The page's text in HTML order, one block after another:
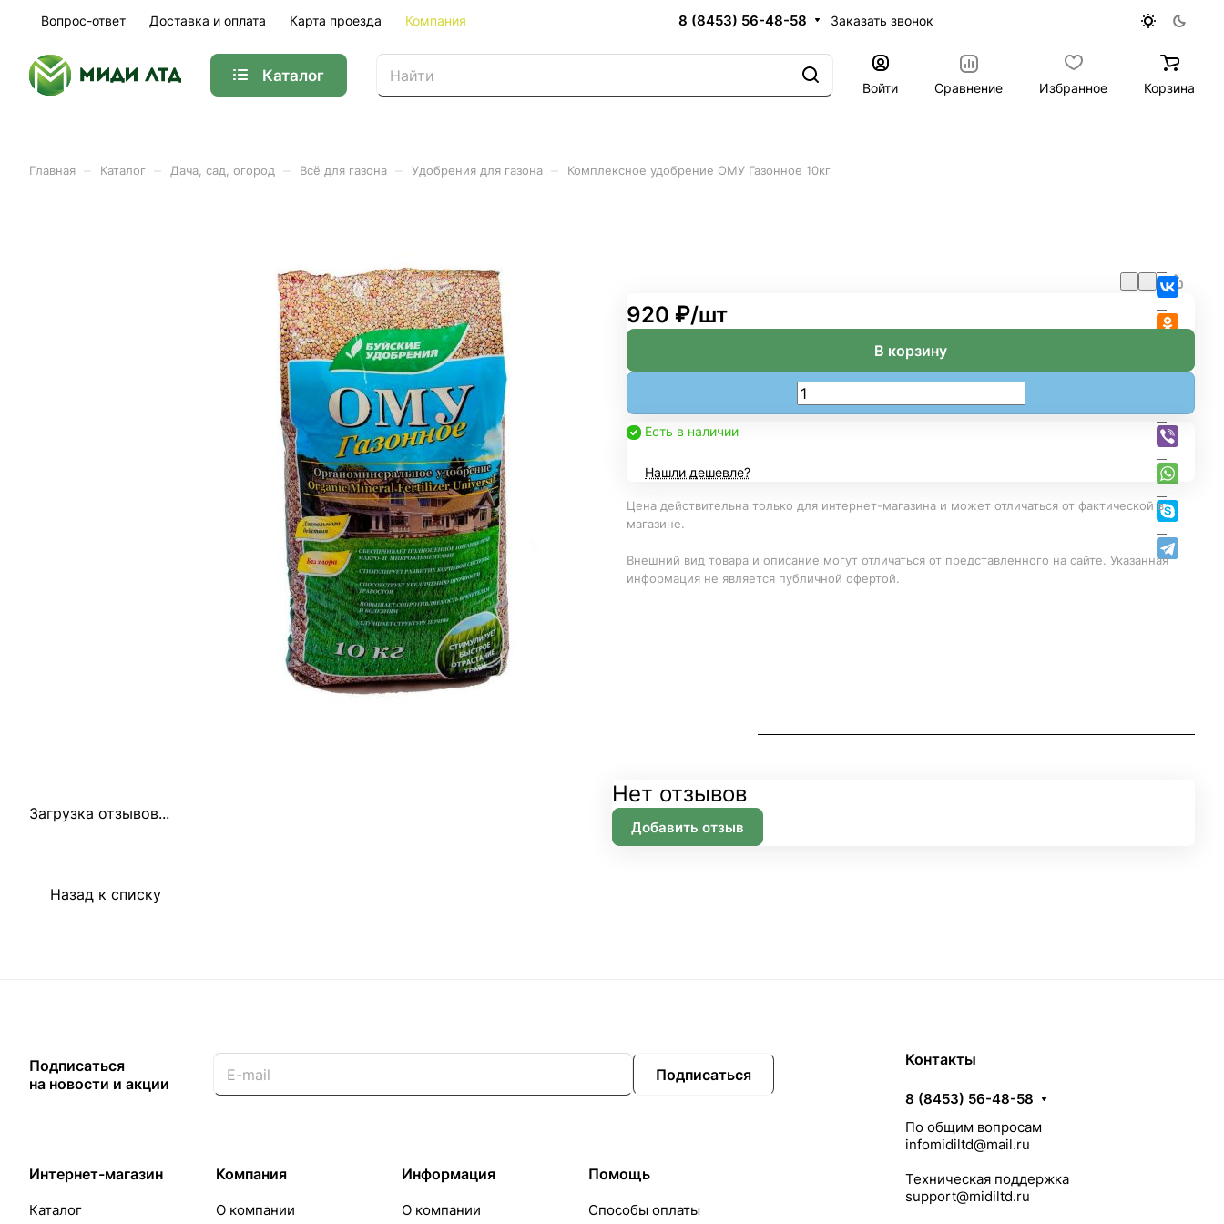
Вопрос-ответ Доставка и оплата Карта проезда Компания 8 (8453) 56-48-58 Заказать звонок
Каталог
Войти Сравнение Избранное Корзина
Главная Каталог Дача, сад, огород Всё для газона Удобрения для газона Комплексное удобрение ОМУ Газонное 10кг
920 ₽/шт
В корзину
Есть в наличии
Нашли дешевле?
Цена действительна только для интернет-магазина и может отличаться от фактической в
магазине.
Внешний вид товара и описание могут отличаться от представленного на сайте. Указанная
информация не является публичной офертой.
Загрузка отзывов...
Нет отзывов
Добавить отзыв
Назад к списку
Подписаться
на новости и акции
Подписаться
Интернет-магазин
Каталог
Компания
О компании
Информация
О компании
Помощь
Способы оплаты
Контакты
8 (8453) 56-48-58
По общим вопросам
infomidiltd@mail.ru
Техническая поддержка
support@midiltd.ru